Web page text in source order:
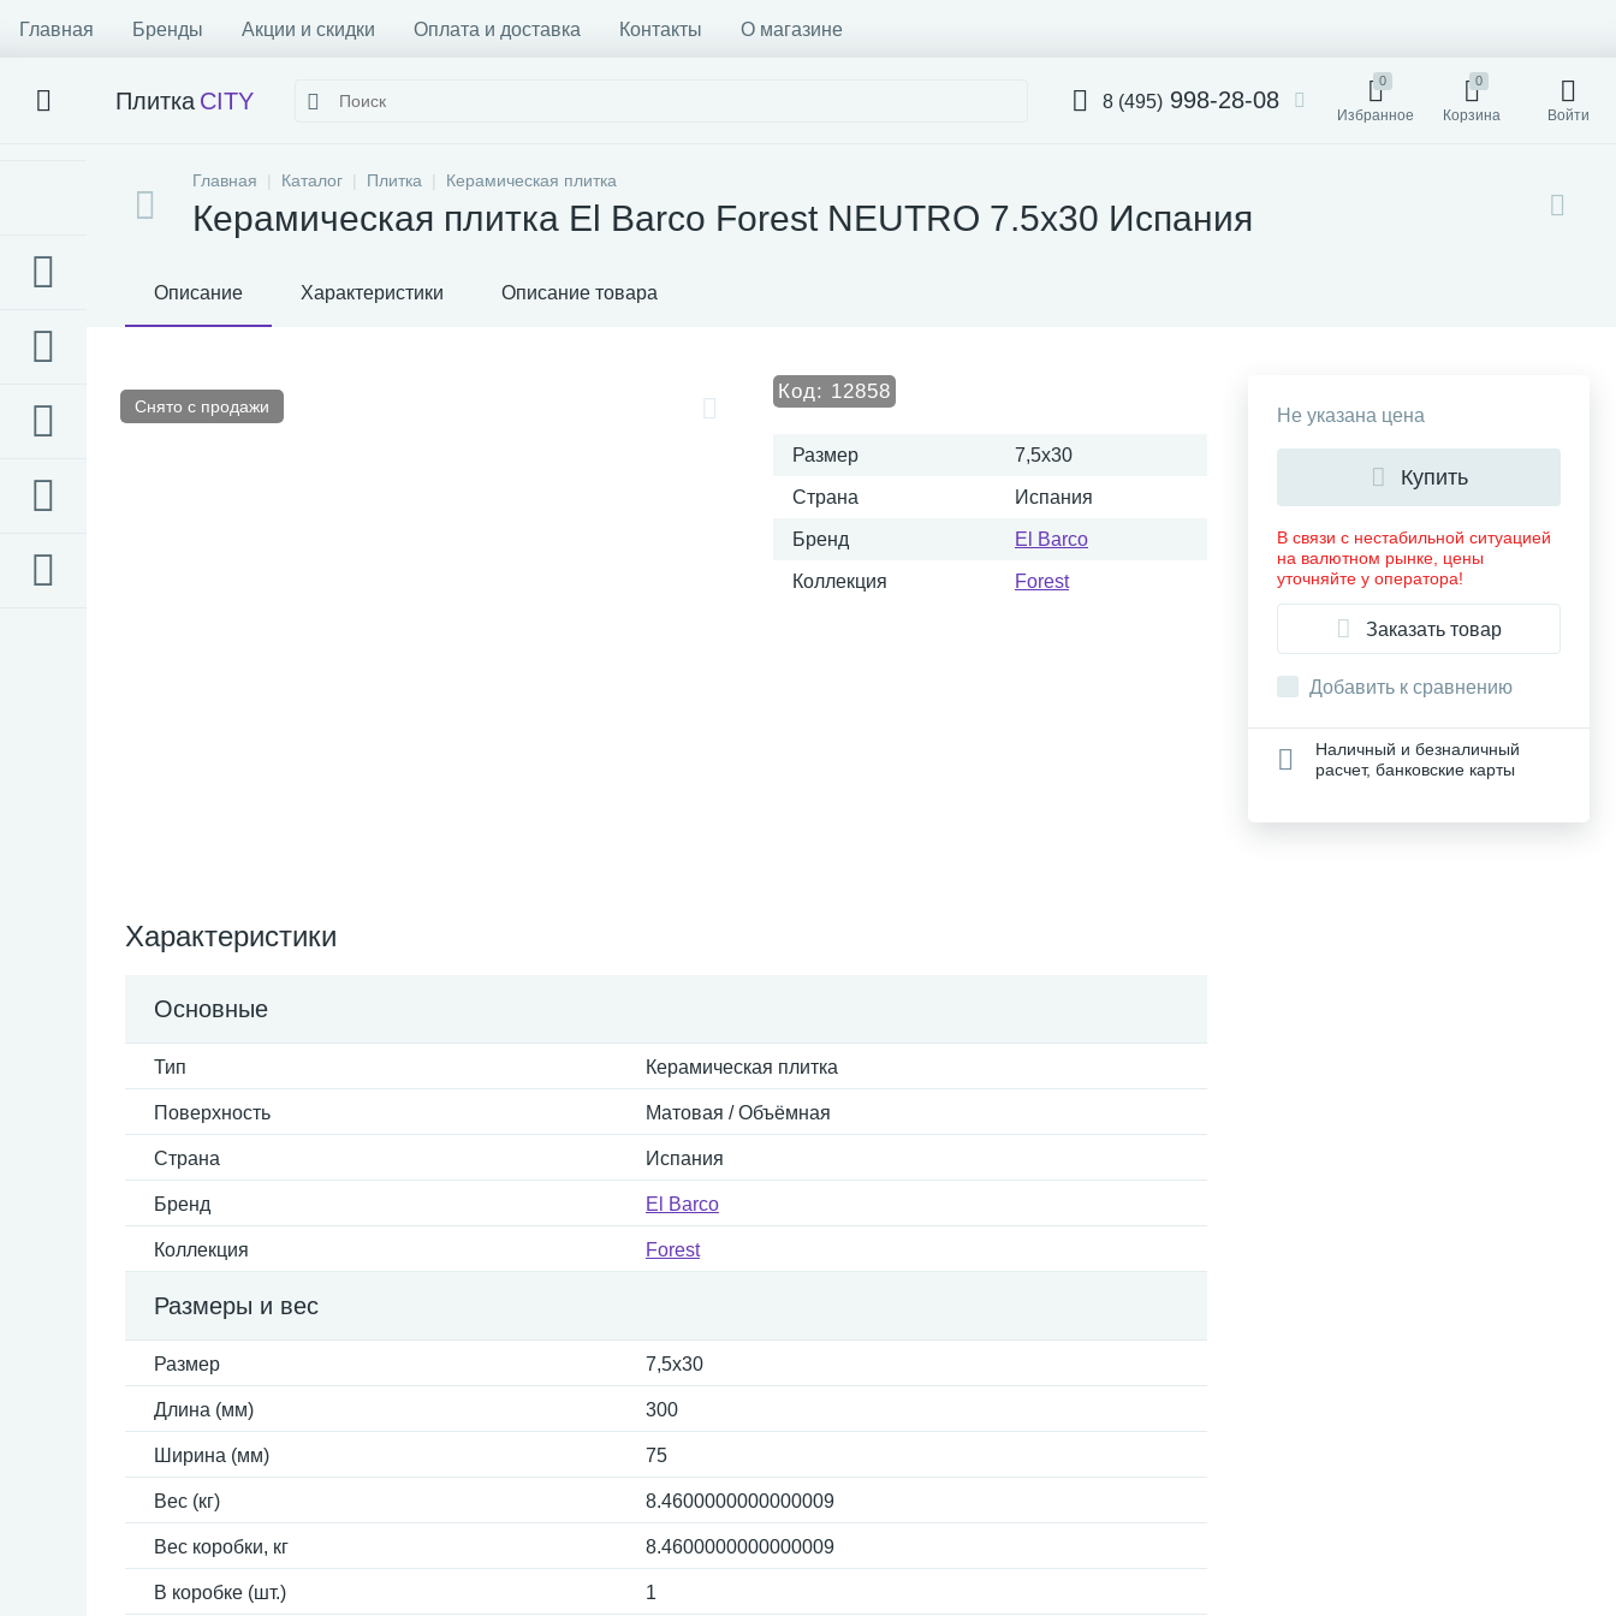
Главная Бренды Акции и скидки Оплата и доставка Контакты О магазине
Плитка CITY 8 (495) 998-28-08
0
Избранное
0
Корзина Войти
Главная Каталог Плитка Керамическая плитка
Керамическая плитка El Barco Forest NEUTRO 7.5х30 Испания
Описание Характеристики Описание товара
Снято с продажи
Код: 12858
Размер 7,5x30
Страна Испания
Бренд El Barco
Коллекция Forest
Характеристики
Основные
Тип Керамическая плитка
Поверхность Матовая / Объёмная
Страна Испания
Бренд El Barco
Коллекция Forest
Размеры и вес
Размер 7,5x30
Длина (мм) 300
Ширина (мм) 75
Вес (кг) 8.4600000000000009
Вес коробки, кг 8.4600000000000009
В коробке (шт.) 1
Не указана цена
Купить
В связи с нестабильной ситуацией
на валютном рынке, цены
уточняйте у оператора!
Заказать товар
Добавить к сравнению
Наличный и безналичный
расчет, банковские карты